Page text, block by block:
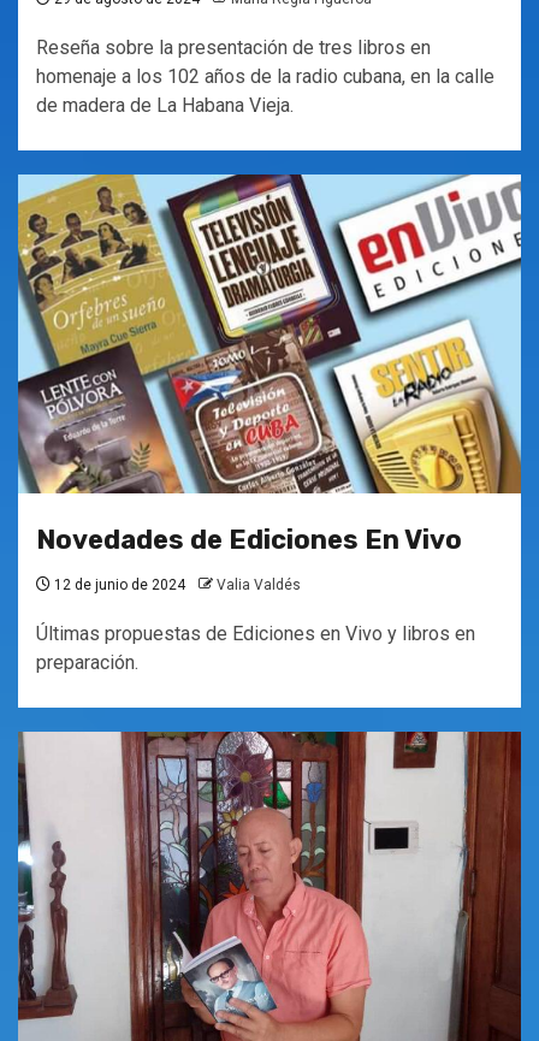
Reseña sobre la presentación de tres libros en
homenaje a los 102 años de la radio cubana, en la calle
de madera de La Habana Vieja.
Novedades de Ediciones En Vivo
12 de junio de 2024 Valia Valdés
Últimas propuestas de Ediciones en Vivo y libros en
preparación.